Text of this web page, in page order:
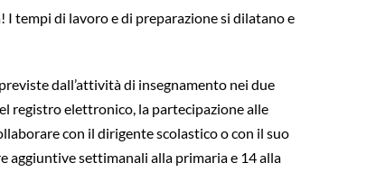
tempi di lavoro e di preparazione si dilatano e
dall’attività di insegnamento nei due
registro elettronico, la partecipazione alle
con il dirigente scolastico o con il suo
aggiuntive settimanali alla primaria e 14 alla